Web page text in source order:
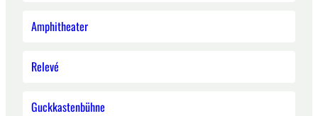
Amphitheater
Relevé
Guckkastenbühne